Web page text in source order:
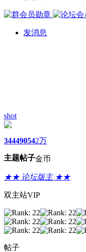
发消息
shot
3444
主题
9054
帖子
2万
金币
★★ 论坛版主 ★★
双主站VIP
帖子